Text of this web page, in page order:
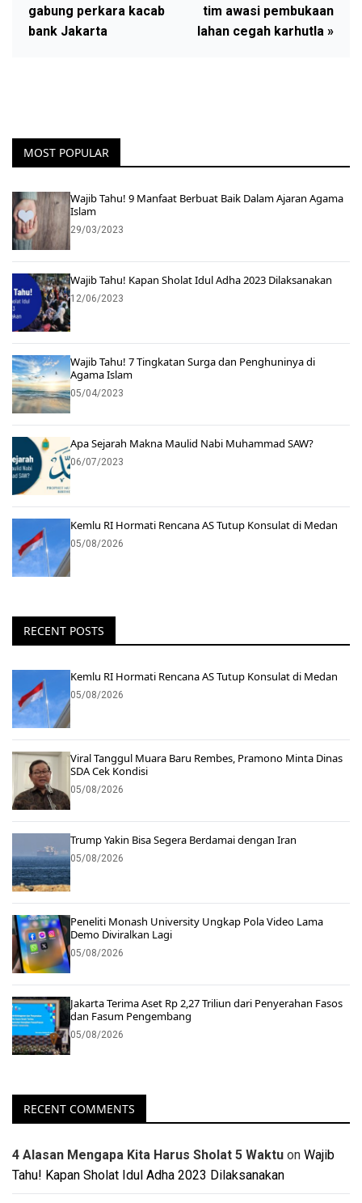
gabung perkara kacab
bank Jakarta
tim awasi pembukaan
lahan cegah karhutla »
MOST POPULAR
Wajib Tahu! 9 Manfaat Berbuat Baik Dalam Ajaran Agama
Islam
29/03/2023
Wajib Tahu! Kapan Sholat Idul Adha 2023 Dilaksanakan
12/06/2023
Wajib Tahu! 7 Tingkatan Surga dan Penghuninya di
Agama Islam
05/04/2023
Apa Sejarah Makna Maulid Nabi Muhammad SAW?
06/07/2023
Kemlu RI Hormati Rencana AS Tutup Konsulat di Medan
05/08/2026
RECENT POSTS
Kemlu RI Hormati Rencana AS Tutup Konsulat di Medan
05/08/2026
Viral Tanggul Muara Baru Rembes, Pramono Minta Dinas
SDA Cek Kondisi
05/08/2026
Trump Yakin Bisa Segera Berdamai dengan Iran
05/08/2026
Peneliti Monash University Ungkap Pola Video Lama
Demo Diviralkan Lagi
05/08/2026
Jakarta Terima Aset Rp 2,27 Triliun dari Penyerahan Fasos
dan Fasum Pengembang
05/08/2026
RECENT COMMENTS
4 Alasan Mengapa Kita Harus Sholat 5 Waktu on Wajib
Tahu! Kapan Sholat Idul Adha 2023 Dilaksanakan